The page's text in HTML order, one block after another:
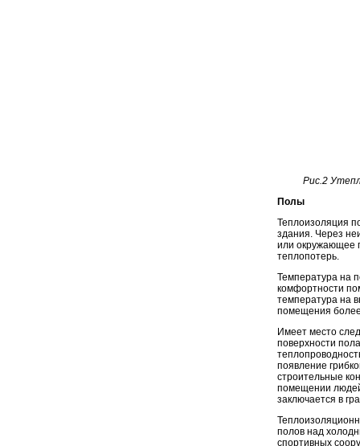
Рис.2
Полы
Теплоизоляция
здания. Через
или окружающее
теплопотерь.
Температура на
комфортности
температура на
помещения
Имеет место
поверхности
появление
строительные
помещении
заключается в
полов над
спортивных